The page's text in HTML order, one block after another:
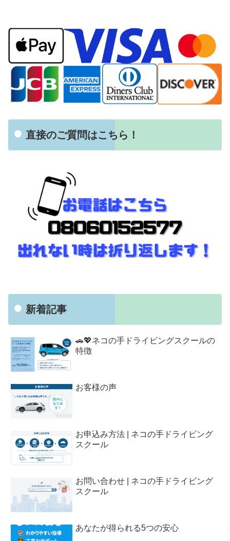
直接のご質問はこちら！
新着記事
🚗💖ネコの手ドライビングスクールの
特徴
お客様の声
お申込み方法 | ネコの手ドライビング
スクール
お問い合わせ | ネコの手ドライビング
スクール
あなたが得られる5つの安心